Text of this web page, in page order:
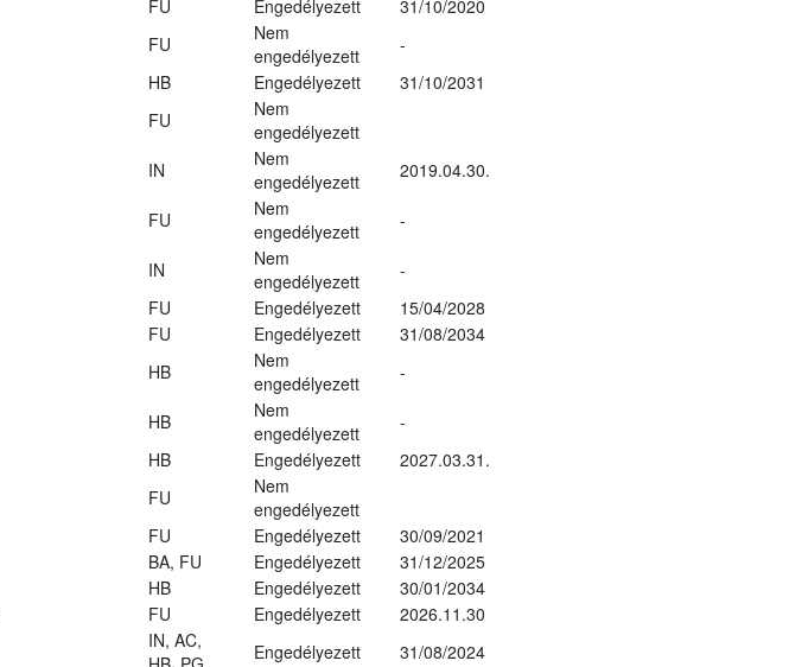
FU Engedélyezett
31/10/2020
FU
Nem
engedélyezett
-
HB Engedélyezett
31/10/2031
FU
Nem
engedélyezett
IN
Nem
engedélyezett
2019.04.30.
FU
Nem
engedélyezett
-
IN
Nem
engedélyezett
-
FU Engedélyezett
15/04/2028
FU Engedélyezett
31/08/2034
HB
Nem
engedélyezett
-
HB
Nem
engedélyezett
-
HB Engedélyezett
2027.03.31.
FU
Nem
engedélyezett
FU Engedélyezett
30/09/2021
BA, FU Engedélyezett
31/12/2025
HB Engedélyezett
30/01/2034
FU Engedélyezett
2026.11.30
IN, AC,
Engedélyezett 31/08/2024